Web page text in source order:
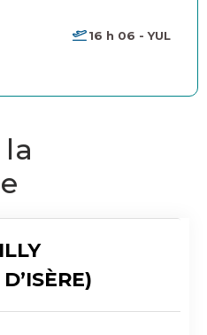
16 h 06 - YUL